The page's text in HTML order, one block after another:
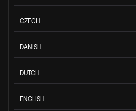
CZECH
DANISH
DUTCH
ENGLISH